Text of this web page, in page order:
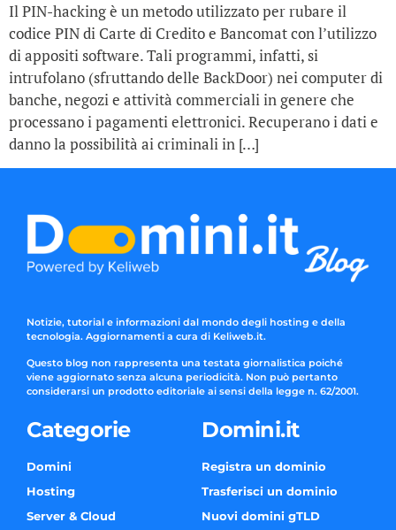
Il PIN-hacking è un metodo utilizzato per rubare il
codice PIN di Carte di Credito e Bancomat con l’utilizzo
di appositi software. Tali programmi, infatti, si
intrufolano (sfruttando delle BackDoor) nei computer di
banche, negozi e attività commerciali in genere che
processano i pagamenti elettronici. Recuperano i dati e
danno la possibilità ai criminali in […]
Notizie, tutorial e informazioni dal mondo degli hosting e della
tecnologia. Aggiornamenti a cura di Keliweb.it.
Questo blog non rappresenta una testata giornalistica poiché
viene aggiornato senza alcuna periodicità. Non può pertanto
considerarsi un prodotto editoriale ai sensi della legge n. 62/2001.
Categorie
Domini
Hosting
Server & Cloud
Domini.it
Registra un dominio
Trasferisci un dominio
Nuovi domini gTLD